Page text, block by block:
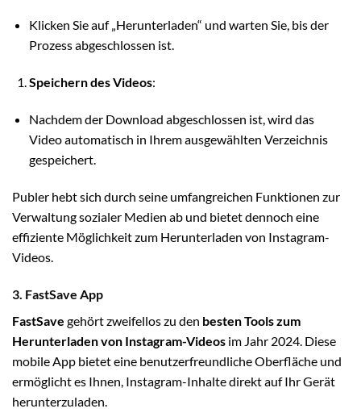
Klicken Sie auf „Herunterladen“ und warten Sie, bis der
Prozess abgeschlossen ist.
Speichern des Videos:
Nachdem der Download abgeschlossen ist, wird das
Video automatisch in Ihrem ausgewählten Verzeichnis
gespeichert.
Publer hebt sich durch seine umfangreichen Funktionen zur
Verwaltung sozialer Medien ab und bietet dennoch eine
effiziente Möglichkeit zum Herunterladen von Instagram-
Videos.
3. FastSave App
FastSave gehört zweifellos zu den besten Tools zum
Herunterladen von Instagram-Videos im Jahr 2024. Diese
mobile App bietet eine benutzerfreundliche Oberfläche und
ermöglicht es Ihnen, Instagram-Inhalte direkt auf Ihr Gerät
herunterzuladen.